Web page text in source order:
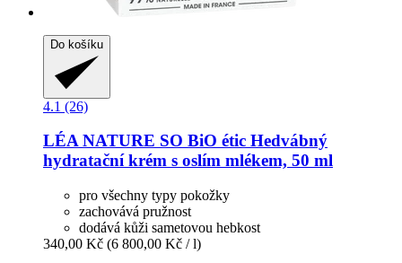
Do košíku
4.1 (26)
LÉA NATURE SO BiO étic Hedvábný
hydratační krém s oslím mlékem, 50 ml
pro všechny typy pokožky
zachovává pružnost
dodává kůži sametovou hebkost
340,00 Kč (6 800,00 Kč / l)